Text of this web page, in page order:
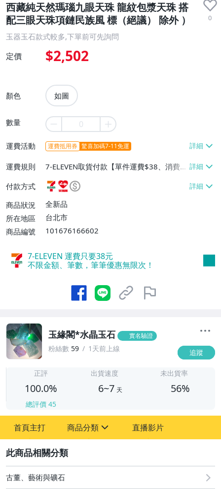
西藏純天然瑪瑙九眼天珠 龍紋包漿天珠 搭
配三眼天珠項鏈民族風 標（絕議） 除外 ）
0
玉器玉石款式較多,下單前可先詢問
定價 $2,502
顏色 如圖
數量
運費活動 運費抵用券 驚喜加碼7-11免運
運費規則
7-ELEVEN取貨付款【單件運費$38、消費滿
$990免運費】、萊爾富取貨付款【單件運
費$60、消費滿$990免運費】、宅配/貨運
【單件運費$80、消費滿$990免運費】
付款方式
商品狀況
全新品
所在地區
台北市
商品編號
101676166602
7-ELEVEN 運費只要38元
不限金額、筆數，筆筆優惠無限次！
玉緣閣*水晶玉石 實名驗證
粉絲數 59 1天前上線 追蹤
正評
100.0%
總評價 45
出貨速度
6~7 天
未出貨率
56%
首頁主打 商品分類
古董、藝術與礦石
居家、家具與園藝
直播影片
古董、藝術與礦石